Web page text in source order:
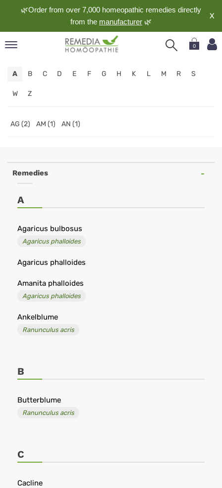
🌿Order from over 7,000 homeopathic remedies directly
from the manufacturer 🌿
X
0
A B C D E F G H K L M R S
W Z
AG (2) AM (1) AN (1)
Remedies
A
Agaricus bulbosus
Agaricus phalloides
Agaricus phalloides
Amanita phalloides
Agaricus phalloides
Ankelblume
Ranunculus acris
B
Butterblume
Ranunculus acris
C
Cacline